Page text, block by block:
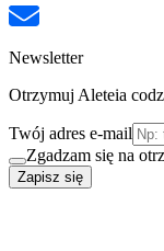
Newsletter
Otrzymuj Aleteia
Twój adres e-mail
Zgadzam się na
Zapisz się